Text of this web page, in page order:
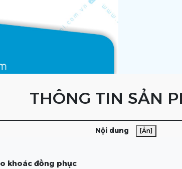
THÔNG TIN SẢN
Nội dung [Ẩn]
khoác đồng phục